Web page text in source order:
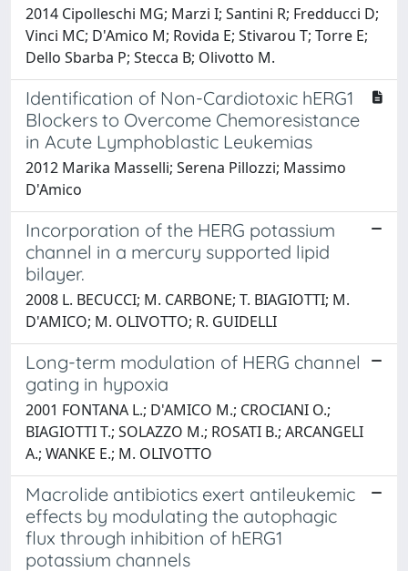
2014 Cipolleschi MG; Marzi I; Santini R; Fredducci D;
Vinci MC; D'Amico M; Rovida E; Stivarou T; Torre E;
Dello Sbarba P; Stecca B; Olivotto M.
Identification of Non-Cardiotoxic hERG1
Blockers to Overcome Chemoresistance
in Acute Lymphoblastic Leukemias
2012 Marika Masselli; Serena Pillozzi; Massimo
D'Amico
Incorporation of the HERG potassium
channel in a mercury supported lipid
bilayer.
2008 L. BECUCCI; M. CARBONE; T. BIAGIOTTI; M.
D'AMICO; M. OLIVOTTO; R. GUIDELLI
Long-term modulation of HERG channel
gating in hypoxia
2001 FONTANA L.; D'AMICO M.; CROCIANI O.;
BIAGIOTTI T.; SOLAZZO M.; ROSATI B.; ARCANGELI
A.; WANKE E.; M. OLIVOTTO
Macrolide antibiotics exert antileukemic
effects by modulating the autophagic
flux through inhibition of hERG1
potassium channels